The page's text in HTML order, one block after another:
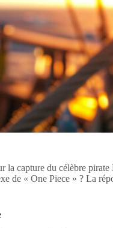
capture du célèbre
de « One Piece » ? La